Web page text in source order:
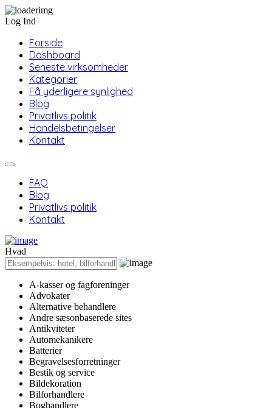
Log Ind
Forside
Dashboard
Seneste virksomheder
Kategorier
Få yderligere synlighed
Blog
Privatlivs politik
Handelsbetingelser
Kontakt
FAQ
Blog
Privatlivs politik
Kontakt
Hvad
A-kasser og fagforeninger
Advokater
Alternative behandlere
Andre sæsonbaserede sites
Antikviteter
Automekanikere
Batterier
Begravelsesforretninger
Bestik og service
Bildekoration
Bilforhandlere
Boghandlere